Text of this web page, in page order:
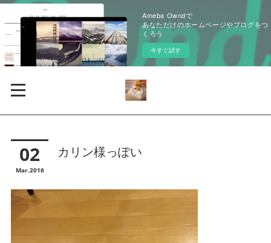
Ameba Owndで
あなただけのホームページやブログをつ
くろう
今すぐ試す
02
Mar 2016
カリン様っぽい